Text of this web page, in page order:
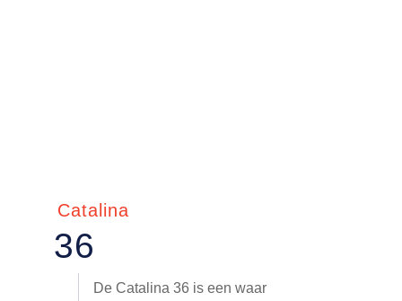
Catalina
36
De Catalina 36 is een waar